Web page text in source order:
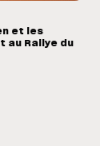
et les
au Rallye du